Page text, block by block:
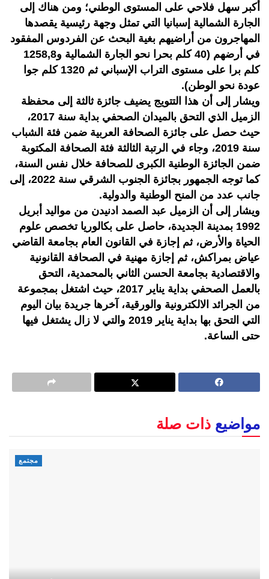
أكبر سهل فلاحي على المستوى الوطني؛ ومن هناك إلى
الجارة الشمالية إسبانيا التي تمثل وجهة رئيسية يقصدها
المهاجرون من أراضيهم بغية البحث عن الفردوس المفقود
في أرضهم (40 كلم بحرا نحو الجارة الشمالية و1258,8
كلم برا على مستوى التراب الإسباني ثم 1320 كلم جوا
عودة نحو الوطن).
ويشار إلى أن هذا التتويج يضيف جائزة ثالثة إلى محفظة
الزميل الذي التحق بالميدان الصحفي بداية سنة 2017،
حيث حصل على جائزة الصحافة العربية ضمن فئة الشباب
سنة 2019، وجاء في الرتبة الثالثة فئة الصحافة المكتوبة
ضمن الجائزة الوطنية الكبرى للصحافة خلال نفس السنة،
كما توجه الجمهور بجائزة الجنوب الشرقي سنة 2022، إلى
جانب عدد من المنح الوطنية والدولية.
ويشار إلى أن الزميل عبد الصمد ادنيدن من مواليد أبريل
1992 بمدينة الجديدة، حاصل على بكالوريا تخصص علوم
الحياة والأرض، ثم إجازة في القانون العام بجامعة القاضي
عياض بمراكش، ثم إجازة مهنية في الصحافة القانونية
والاقتصادية بجامعة الحسن الثاني بالمحمدية، التحق
بالعمل الصحفي بداية يناير 2017، حيث اشتغل بمجموعة
من الجرائد الالكترونية والورقية، آخرها جريدة بيان اليوم
التي التحق بها بداية يناير 2019 والتي لا زال يشتغل فيها
حتى الساعة.
مواضيع ذات صلة
مجتمع